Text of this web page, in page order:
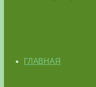
ГЛАВНАЯ